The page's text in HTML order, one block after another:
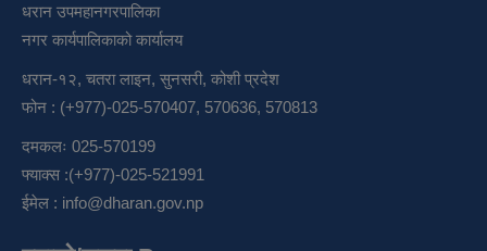
धरान उपमहानगरपालिका
नगर कार्यपालिकाको कार्यालय
धरान-१२, चतरा लाइन, सुनसरी, कोशी प्रदेश
फोन : (+977)-025-570407, 570636, 570813
दमकलः 025-570199
फ्याक्स :(+977)-025-521991
ईमेल : info@dharan.gov.np